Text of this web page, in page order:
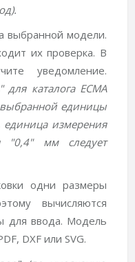
выбранной модели.
их проверка. В
уведомление.
каталога ECMA
единицы
измерения
"0,4" мм следует
одни размеры
вычисляются
для ввода. Модель
DXF или SVG.